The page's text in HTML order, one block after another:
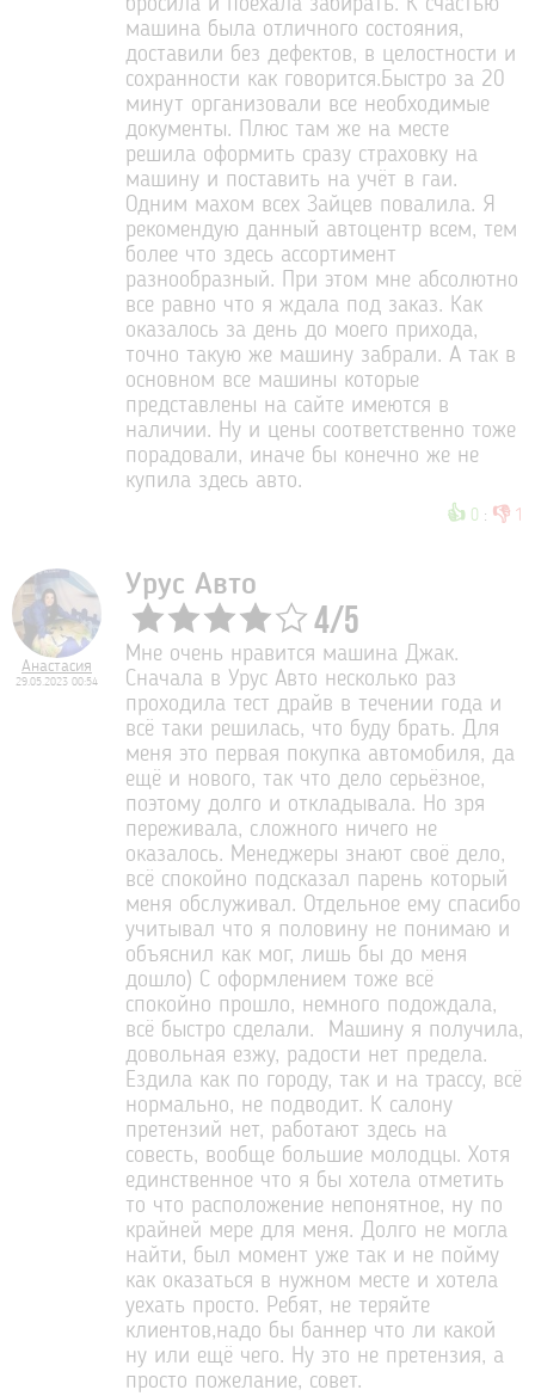
бросила и поехала забирать. К счастью
машина была отличного состояния,
доставили без дефектов, в целостности и
сохранности как говорится.Быстро за 20
минут организовали все необходимые
документы. Плюс там же на месте
решила оформить сразу страховку на
машину и поставить на учёт в гаи.
Одним махом всех Зайцев повалила. Я
рекомендую данный автоцентр всем, тем
более что здесь ассортимент
разнообразный. При этом мне абсолютно
все равно что я ждала под заказ. Как
оказалось за день до моего прихода,
точно такую же машину забрали. А так в
основном все машины которые
представлены на сайте имеются в
наличии. Ну и цены соответственно тоже
порадовали, иначе бы конечно же не
купила здесь авто.
👍 0 : 👎 1
Анастасия
29.05.2023 00:54
Урус Авто
4/5
Мне очень нравится машина Джак.
Сначала в Урус Авто несколько раз
проходила тест драйв в течении года и
всё таки решилась, что буду брать. Для
меня это первая покупка автомобиля, да
ещё и нового, так что дело серьёзное,
поэтому долго и откладывала. Но зря
переживала, сложного ничего не
оказалось. Менеджеры знают своё дело,
всё спокойно подсказал парень который
меня обслуживал. Отдельное ему спасибо
учитывал что я половину не понимаю и
объяснил как мог, лишь бы до меня
дошло) С оформлением тоже всё
спокойно прошло, немного подождала,
всё быстро сделали. Машину я получила,
довольная езжу, радости нет предела.
Ездила как по городу, так и на трассу, всё
нормально, не подводит. К салону
претензий нет, работают здесь на
совесть, вообще большие молодцы. Хотя
единственное что я бы хотела отметить
то что расположение непонятное, ну по
крайней мере для меня. Долго не могла
найти, был момент уже так и не пойму
как оказаться в нужном месте и хотела
уехать просто. Ребят, не теряйте
клиентов,надо бы баннер что ли какой
ну или ещё чего. Ну это не претензия, а
просто пожелание, совет.